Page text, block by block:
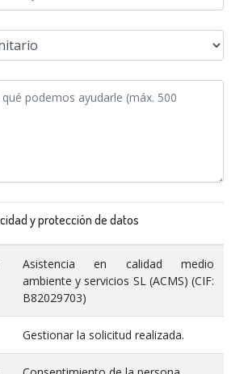
y protección de datos
Asistencia en calidad medio
ambiente y servicios SL (ACMS) (CIF:
B82029703)
Gestionar la solicitud realizada.